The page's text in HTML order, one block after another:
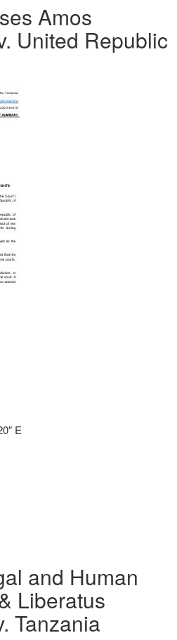
Amos
United Republic
E
and Human
Liberatus
Tanzania